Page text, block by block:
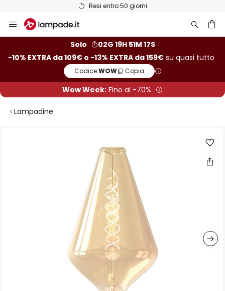
Resi entro 50 giorni
Salta
al
Solo
02G 19H 51M 16S
-10% EXTRA da 109€ o -13% EXTRA da 159€ su quasi tutto
Codice:WOW Copia
Wow Week: Fino al -70%
Lampadine